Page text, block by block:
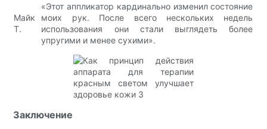
Майк
Т.
«Этот аппликатор кардинально изменил состояние
моих рук. После всего нескольких недель
использования они стали выглядеть более
упругими и менее сухими».
Заключение